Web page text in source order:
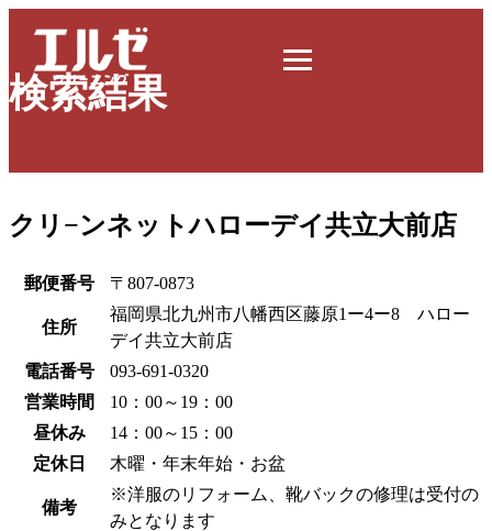
検索結果
クリ−ンネットハローデイ共立大前店
郵便番号 〒807-0873
住所
福岡県北九州市八幡西区藤原1ー4ー8 ハロー
デイ共立大前店
電話番号
093-691-0320
営業時間
10：00～19：00
昼休み
14：00～15：00
定休日
木曜・年末年始・お盆
備考
※洋服のリフォーム、靴バックの修理は受付の
みとなります